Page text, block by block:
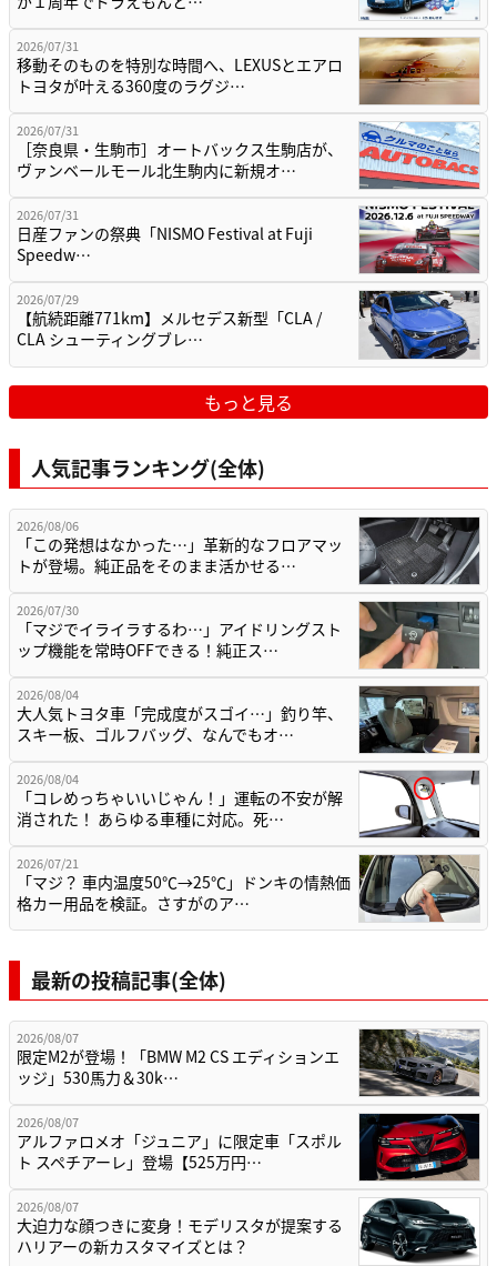
2026/07/31
移動そのものを特別な時間へ、LEXUSとエアロ
トヨタが叶える360度のラグジ…
2026/07/31
［奈良県・生駒市］オートバックス生駒店が、
ヴァンベールモール北生駒内に新規オ…
2026/07/31
日産ファンの祭典「NISMO Festival at Fuji
Speedw…
2026/07/29
【航続距離771km】メルセデス新型「CLA /
CLA シューティングブレ…
もっと見る
人気記事ランキング(全体)
2026/08/06
「この発想はなかった…」革新的なフロアマッ
トが登場。純正品をそのまま活かせる…
2026/07/30
「マジでイライラするわ…」アイドリングスト
ップ機能を常時OFFできる！純正ス…
2026/08/04
大人気トヨタ車「完成度がスゴイ…」釣り竿、
スキー板、ゴルフバッグ、なんでもオ…
2026/08/04
「コレめっちゃいいじゃん！」運転の不安が解
消された！ あらゆる車種に対応。死…
2026/07/21
「マジ？ 車内温度50℃→25℃」ドンキの情熱価
格カー用品を検証。さすがのア…
最新の投稿記事(全体)
2026/08/07
限定M2が登場！「BMW M2 CS エディションエ
ッジ」530馬力＆30k…
2026/08/07
アルファロメオ「ジュニア」に限定車「スポル
ト スペチアーレ」登場【525万円…
2026/08/07
大迫力な顔つきに変身！モデリスタが提案する
ハリアーの新カスタマイズとは？